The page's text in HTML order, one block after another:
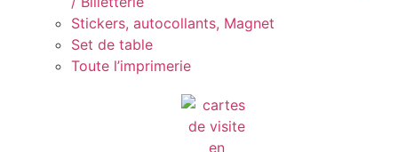
Stickers, autocollants, Magnet
Set de table
Toute l’imprimerie